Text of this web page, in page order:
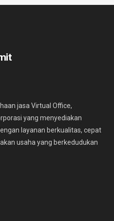
jasa Virtual Office,
yang menyediakan
layanan berkualitas, cepat
usaha yang berkedudukan